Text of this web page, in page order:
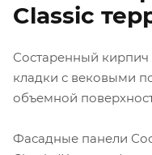
Classic
Состаренный кирпич
кладки с вековыми
объемной
Фасадные панели